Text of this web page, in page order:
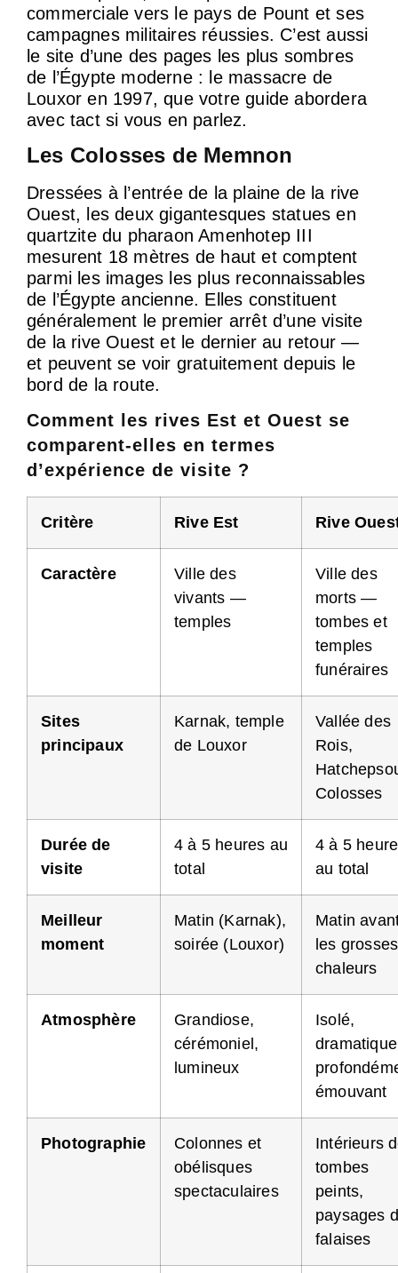
commerciale vers le pays de Pount et ses
campagnes militaires réussies. C’est aussi
le site d’une des pages les plus sombres
de l’Égypte moderne : le massacre de
Louxor en 1997, que votre guide abordera
avec tact si vous en parlez.
Les Colosses de Memnon
Dressées à l’entrée de la plaine de la rive
Ouest, les deux gigantesques statues en
quartzite du pharaon Amenhotep III
mesurent 18 mètres de haut et comptent
parmi les images les plus reconnaissables
de l’Égypte ancienne. Elles constituent
généralement le premier arrêt d’une visite
de la rive Ouest et le dernier au retour —
et peuvent se voir gratuitement depuis le
bord de la route.
Comment les rives Est et Ouest se
comparent-elles en termes
d’expérience de visite ?
Critère Rive Est Rive
Caractère
Ville des
vivants —
temples
Ville des
morts —
tombes et
temples
funéraires
Sites
principaux
Karnak, temple
de Louxor
Vallée des
Rois,
Colosses
Durée de
visite
4 à 5 heures au
total
4 à 5
au total
Meilleur
moment
Matin (Karnak),
soirée (Louxor)
Matin
les grosses
chaleurs
Atmosphère
Grandiose,
cérémoniel,
lumineux
Isolé,
émouvant
Photographie
Colonnes et
obélisques
spectaculaires
Intérieurs
tombes
peints,
paysages
falaises